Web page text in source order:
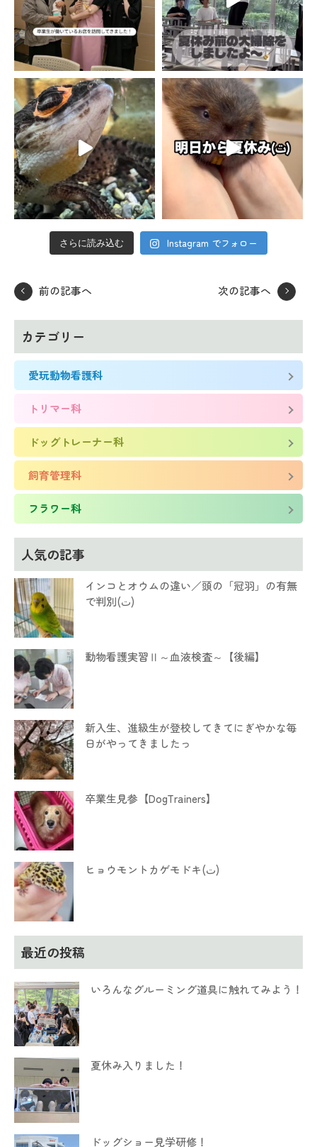
さらに読み込む Instagram でフォロー
前の記事へ 次の記事へ
カテゴリー
愛玩動物看護科
トリマー科
ドッグトレーナー科
飼育管理科
フラワー科
人気の記事
インコとオウムの違い／頭の「冠羽」の有無
で判別(ت)
動物看護実習Ⅱ～血液検査～【後編】
新入生、進級生が登校してきてにぎやかな毎
日がやってきましたっ
卒業生見参【DogTrainers】
ヒョウモントカゲモドキ(ت)
最近の投稿
いろんなグルーミング道具に触れてみよう！
夏休み入りました！
ドッグショー見学研修！